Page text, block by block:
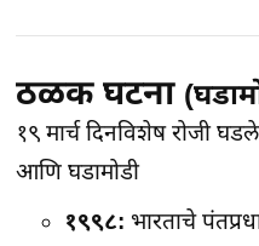
ठळक घटना
१९ मार्च दिनविशेषरोजी
आणिघडामोडी
१९९८: भारताचे